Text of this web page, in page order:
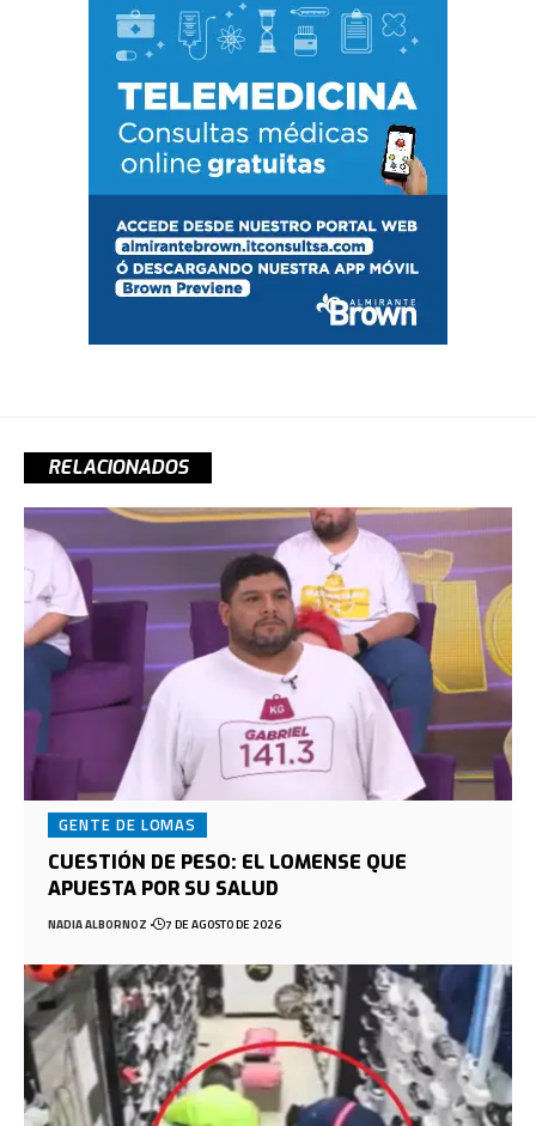
RELACIONADOS
GENTE DE LOMAS
CUESTIÓN DE PESO: EL LOMENSE QUE
APUESTA POR SU SALUD
NADIA ALBORNOZ 7 DE AGOSTO DE 2026